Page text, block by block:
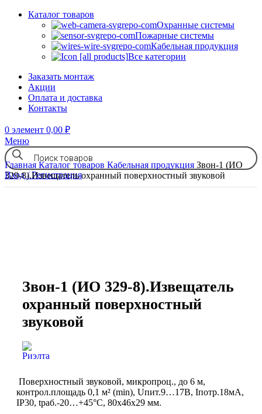
Каталог товаров
Охранные системы
Пожарные системы
Кабельная продукция
Все категории
Заказать монтаж
Акции
Оплата и доставка
Контакты
0 элемент 0,00 ₽
Меню
Вход / Регистрация
Главная Каталог товаров Кабельная продукция Звон-1 (ИО
329-8).Извещатель охранный поверхностный звуковой
Звон-1 (ИО 329-8).Извещатель
охранный поверхностный
звуковой
Поверхностный звуковой, микропроц., до 6 м,
контрол.площадь 0,1 м² (min), Uпит.9…17В, Iпотр.18мА,
IP30, tраб.-20…+45°С, 80х46х29 мм.